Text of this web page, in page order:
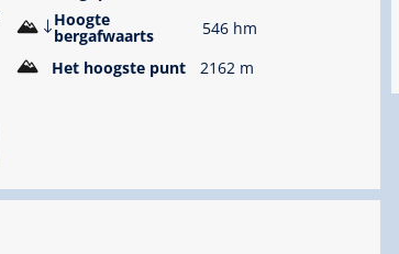
Hoogte
bergafwaarts
546 hm
Het hoogste punt
2162 m